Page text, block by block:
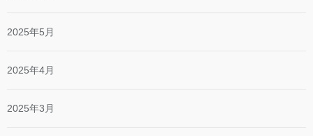
2025年5月
2025年4月
2025年3月